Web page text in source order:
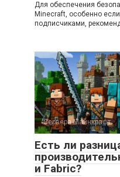
Для обеспечения
Minecraft, особенно
подписчиками,
Сервера Майнкрафт
Есть ли
и Fabric?